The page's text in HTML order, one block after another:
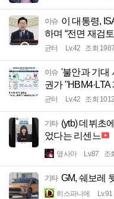
이슈 이 대통령,
하며 “전면 재검토
균터 Lv.42 조회 1987
이슈 '불안과 기대
권가
균터 Lv.42 조회 1012
기타 (ytb) 데뷔초
었다는 리센느
옆사마 Lv.87 조
기타 GM, 쉐보레
히스파니에 Lv.91